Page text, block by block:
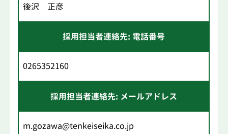
後沢 正彦
採用担当者連絡先: 電話番号
0265352160
採用担当者連絡先: メールアドレス
m.gozawa@tenkeiseika.co.jp